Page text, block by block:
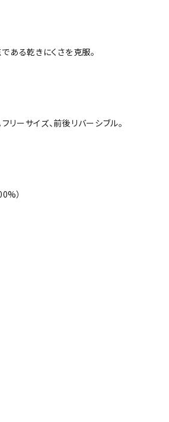
ある乾きにくさを克服。
リーサイズ、前後リバーシブル。
）